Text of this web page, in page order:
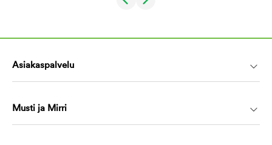
Asiakaspalvelu
Musti ja Mirri